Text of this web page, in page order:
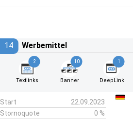
14 Werbemittel
2
Textlinks
10
Banner
1
DeepLink
Start
22.09.2023
Stornoquote
0 %